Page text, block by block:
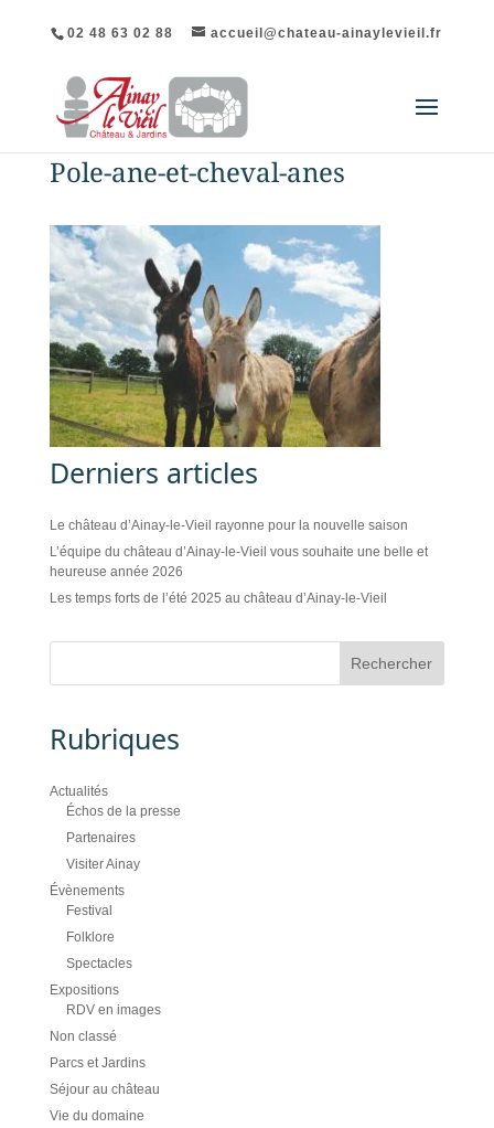
02 48 63 02 88 accueil@chateau-ainaylevieil.fr
Pole-ane-et-cheval-anes
Derniers articles
Le château d’Ainay-le-Vieil rayonne pour la nouvelle saison
L’équipe du château d’Ainay-le-Vieil vous souhaite une belle et
heureuse année 2026
Les temps forts de l’été 2025 au château d’Ainay-le-Vieil
Rubriques
Actualités
Échos de la presse
Partenaires
Visiter Ainay
Évènements
Festival
Folklore
Spectacles
Expositions
RDV en images
Non classé
Parcs et Jardins
Séjour au château
Vie du domaine